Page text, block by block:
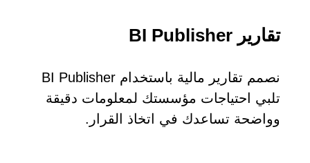
تقارير BI Publisher
نصمم تقارير مالية باستخدام BI Publisher
تلبي احتياجات مؤسستك لمعلومات دقيقة
وواضحة تساعدك في اتخاذ القرار.